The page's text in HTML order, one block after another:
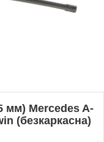
мм) Mercedes A-
(безкаркасна)